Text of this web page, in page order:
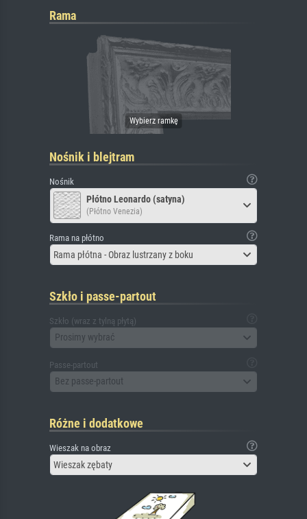
Rama
Nośnik i blejtram
Nośnik
Płótno Leonardo (satyna)
(Płótno Venezia)
Rama na płótno
Rama płótna - Obraz lustrzany z boku
Szkło i passe-partout
Szkło (wraz z tylną płytą)
Prosimy wybrać
Passe-partout
Bez passe-partout
Różne i dodatkowe
Wieszak na obraz
Wieszak zębaty